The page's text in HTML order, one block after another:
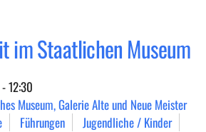
im Staatlichen Museum
12:30
Museum, Galerie Alte und Neue Meister
Führungen
Jugendliche / Kinder